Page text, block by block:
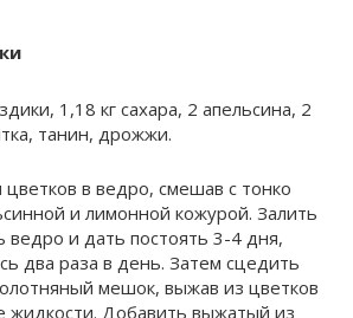
1,18 кг сахара, 2 апельсина, 2
танин, дрожжи.
цветков в ведро, смешав с тонко
и лимонной кожурой. Залить
ведро и дать постоять 3-4 дня,
два раза в день. Затем сцедить
мешок, выжав из цветков
жидкости. Добавить выжатый из